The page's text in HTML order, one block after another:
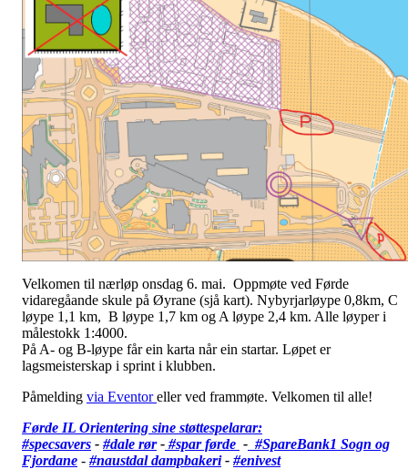
Velkomen til nærløp onsdag 6. mai. Oppmøte ved Førde
vidaregåande skule på Øyrane (sjå kart). Nybyrjarløype 0,8km, C
løype 1,1 km, B løype 1,7 km og A løype 2,4 km. Alle løyper i
målestokk 1:4000.
På A- og B-løype får ein karta når ein startar. Løpet er
lagsmeisterskap i sprint i klubben.
Påmelding via Eventoreller ved frammøte. Velkomen til alle!
Førde IL Orientering sine støttespelarar:
#specsavers - #dale rør- #spar førde - #SpareBank1 Sogn og
Fjordane - #naustdal dampbakeri - #enivest